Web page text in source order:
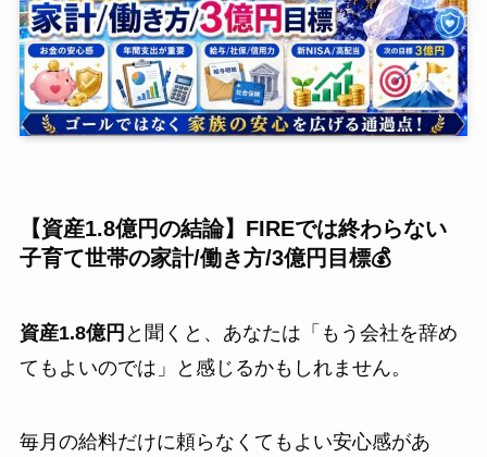
【資産1.8億円の結論】FIREでは終わらない
子育て世帯の家計/働き方/3億円目標💰
資産1.8億円 と聞くと、あなたは「もう会社を辞め
てもよいのでは」と感じるかもしれません。
毎月の給料だけに頼らなくてもよい安心感があ